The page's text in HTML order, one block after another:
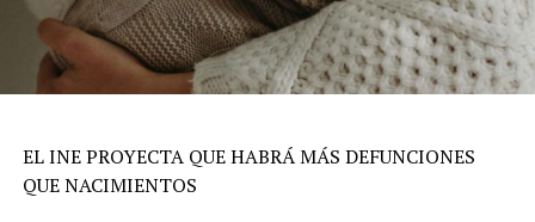
EL INE PROYECTA QUE HABRÁ MÁS DEFUNCIONES
QUE NACIMIENTOS